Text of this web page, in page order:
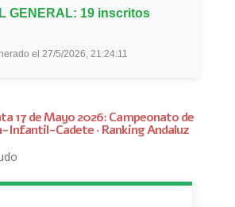
GENERAL: 19 inscritos
el 27/5/2026, 21:24:11
17 de Mayo 2026: Campeonato de
Infantil-Cadete · Ranking Andaluz